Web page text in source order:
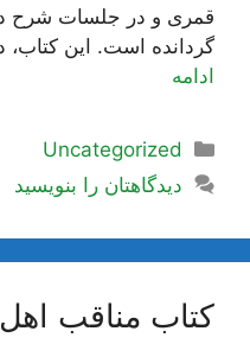
قمری و در جلسات شرح
گردانده است. این کتاب،
ادامه
دسته‌ها
Uncategorized
دیدگاهتان را بنویسید
کتاب مناقب